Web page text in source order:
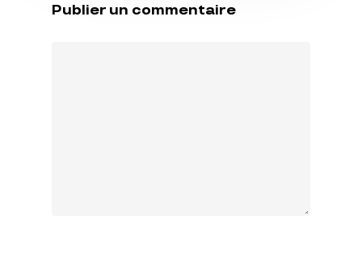
Publier un commentaire